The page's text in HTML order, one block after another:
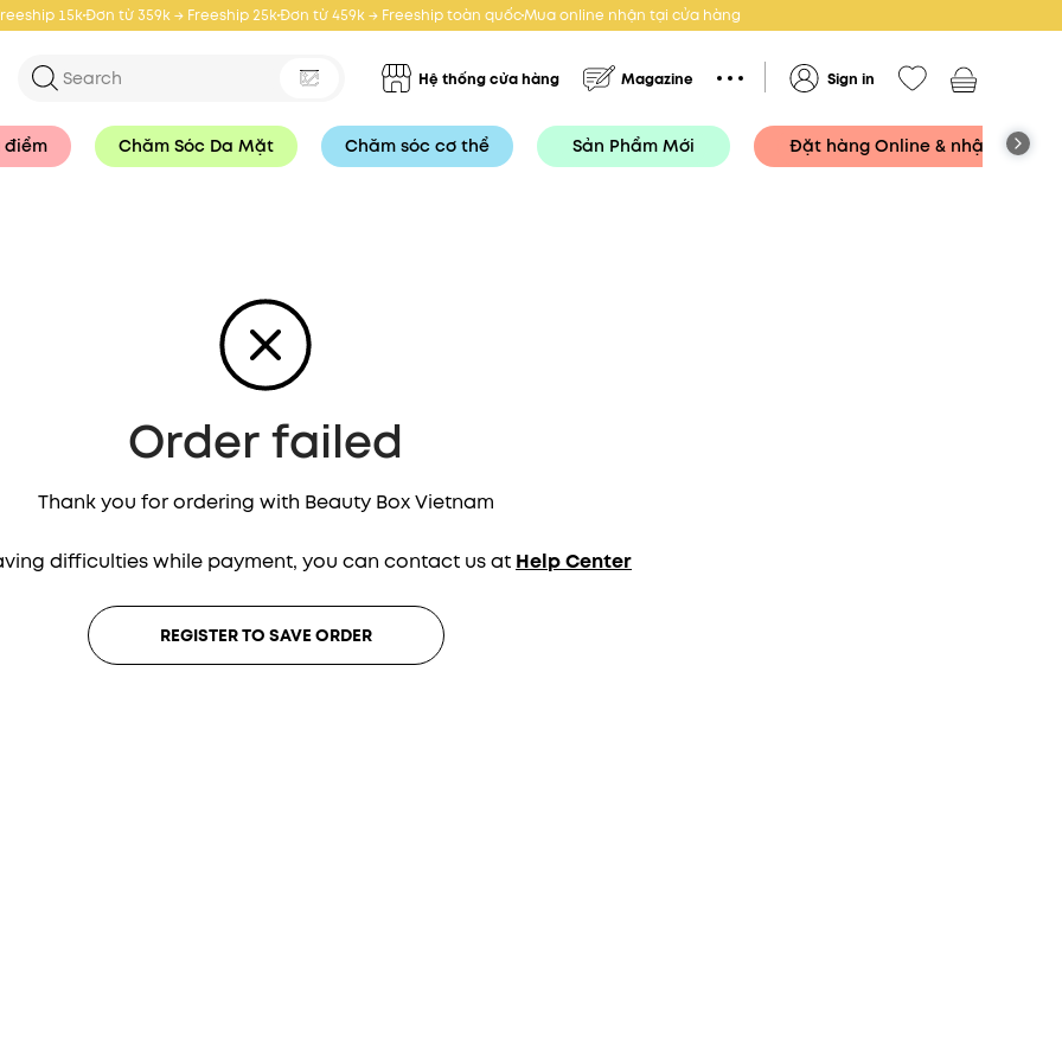
15kĐơn từ 359k → Freeship 25kĐơn từ 459k → Freeship toàn quốcMua online nhận tại cửa hàng
Hệ thống cửa hàng Magazine Sign in
điểm Chăm Sóc Da Mặt Chăm sóc cơ thể Sản Phẩm Mới Đặt hàng Online & nhận tại
Order failed
Thank you for ordering with Beauty Box Vietnam
difficulties while payment, you can contact us at Help Center
REGISTER TO SAVE ORDER